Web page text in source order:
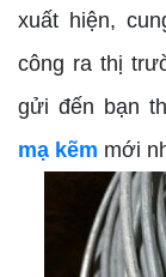
xuất hiện,
công ra thị
gửi đến bạn
mạ kẽm mới